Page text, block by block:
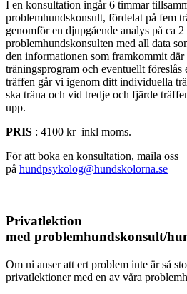
I en konsultation ingår 6 timmar
problemhundskonsult, fördelat på fem
genomför en djupgående analys på ca
problemhundskonsulten med all data
den informationen som framkommit
träningsprogram och eventuellt föreslås
träffen går vi igenom ditt individuella
ska träna och vid tredje och fjärde
upp.
PRIS : 4100 kr inkl moms.
För att boka en konsultation, maila oss
på hundpsykolog@hundskolorna.se
Privatlektion
med problemhundskonsult/
Om ni anser att ert problem inte är så
privatlektioner med en av våra